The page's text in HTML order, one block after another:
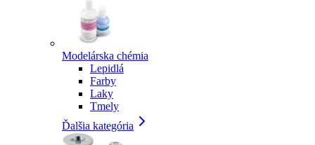
Modelárska chémia
Lepidlá
Farby
Laky
Tmely
Ďalšia kategória